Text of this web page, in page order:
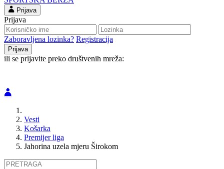
Prijava
Prijava
Zaboravljena lozinka? Registracija
ili se prijavite preko društvenih mreža:
Vesti
Košarka
Premijer liga
Jahorina uzela mjeru Širokom